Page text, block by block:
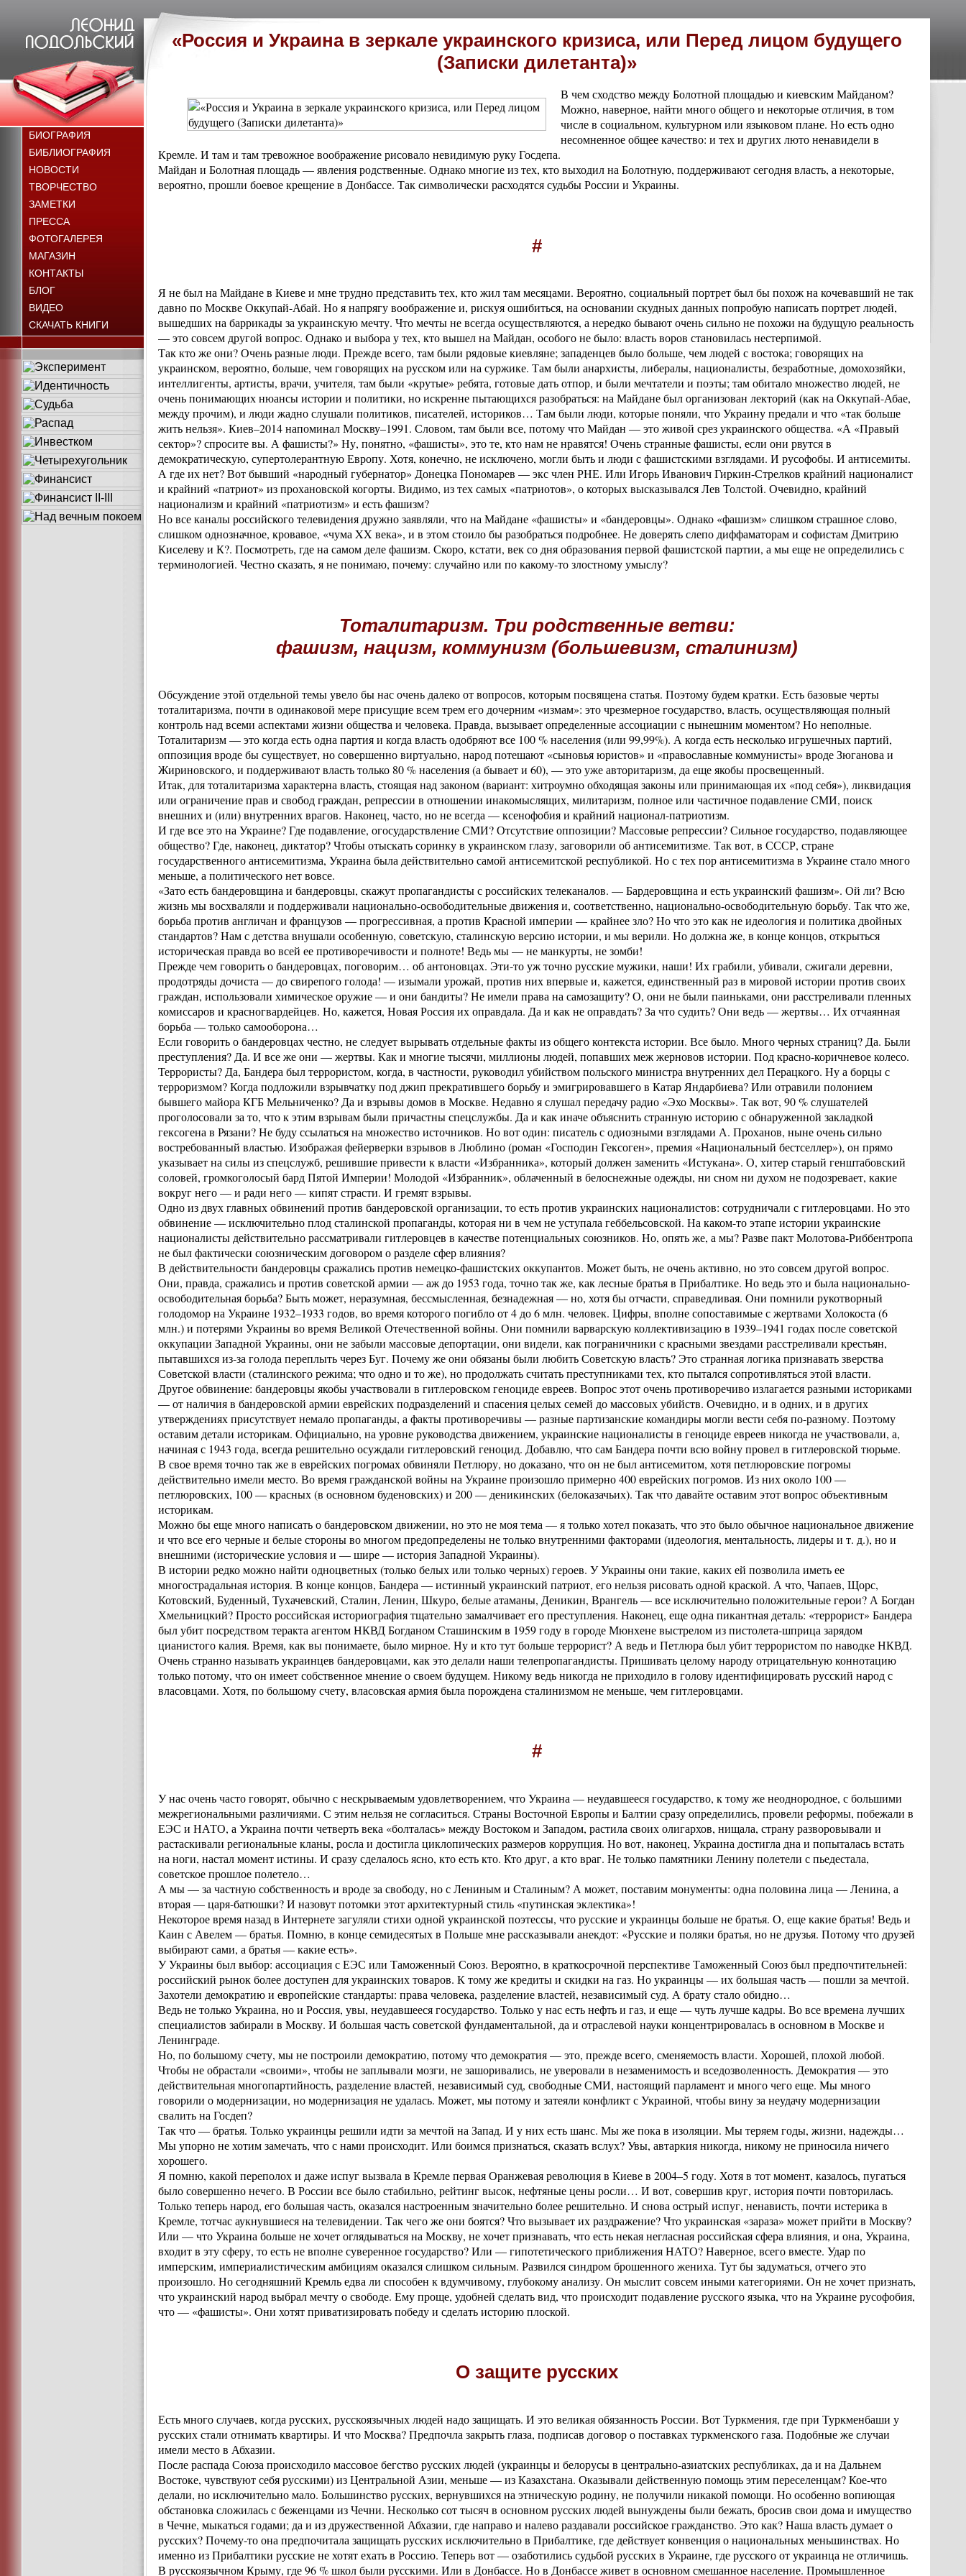
БИОГРАФИЯ
БИБЛИОГРАФИЯ
НОВОСТИ
ТВОРЧЕСТВО
ЗАМЕТКИ
ПРЕССА
ФОТОГАЛЕРЕЯ
МАГАЗИН
КОНТАКТЫ
БЛОГ
ВИДЕО
СКАЧАТЬ КНИГИ
«Россия и Украина в зеркале украинского кризиса, или Перед лицом будущего
(Записки дилетанта)»
В чем сходство между Болотной площадью и киевским Майданом?
Можно, наверное, найти много общего и некоторые отличия, в том
числе в социальном, культурном или языковом плане. Но есть одно
несомненное общее качество: и тех и других люто ненавидели в
Кремле. И там и там тревожное воображение рисовало невидимую руку Госдепа.
Майдан и Болотная площадь — явления родственные. Однако многие из тех, кто выходил на Болотную, поддерживают сегодня власть, а некоторые,
вероятно, прошли боевое крещение в Донбассе. Так символически расходятся судьбы России и Украины.
#
Я не был на Майдане в Киеве и мне трудно представить тех, кто жил там месяцами. Вероятно, социальный портрет был бы похож на кочевавший не так
давно по Москве Оккупай-Абай. Но я напрягу воображение и, рискуя ошибиться, на основании скудных данных попробую написать портрет людей,
вышедших на баррикады за украинскую мечту. Что мечты не всегда осуществляются, а нередко бывают очень сильно не похожи на будущую реальность
— это совсем другой вопрос. Однако и выбора у тех, кто вышел на Майдан, особого не было: власть воров становилась нестерпимой.
Так кто же они? Очень разные люди. Прежде всего, там были рядовые киевляне; западенцев было больше, чем людей с востока; говорящих на
украинском, вероятно, больше, чем говорящих на русском или на суржике. Там были анархисты, либералы, националисты, безработные, домохозяйки,
интеллигенты, артисты, врачи, учителя, там были «крутые» ребята, готовые дать отпор, и были мечтатели и поэты; там обитало множество людей, не
очень понимающих нюансы истории и политики, но искренне пытающихся разобраться: на Майдане был организован лекторий (как на Оккупай-Абае,
между прочим), и люди жадно слушали политиков, писателей, историков… Там были люди, которые поняли, что Украину предали и что «так больше
жить нельзя». Киев–2014 напоминал Москву–1991. Словом, там были все, потому что Майдан — это живой срез украинского общества. «А «Правый
сектор»? спросите вы. А фашисты?» Ну, понятно, «фашисты», это те, кто нам не нравятся! Очень странные фашисты, если они рвутся в
демократическую, супертолерантную Европу. Хотя, конечно, не исключено, могли быть и люди с фашистскими взглядами. И русофобы. И антисемиты.
А где их нет? Вот бывший «народный губернатор» Донецка Пономарев — экс член РНЕ. Или Игорь Иванович Гиркин-Стрелков крайний националист
и крайний «патриот» из прохановской когорты. Видимо, из тех самых «патриотов», о которых высказывался Лев Толстой. Очевидно, крайний
национализм и крайний «патриотизм» и есть фашизм?
Но все каналы российского телевидения дружно заявляли, что на Майдане «фашисты» и «бандеровцы». Однако «фашизм» слишком страшное слово,
слишком однозначное, кровавое, «чума XX века», и в этом стоило бы разобраться подробнее. Не доверять слепо диффаматорам и софистам Дмитрию
Киселеву и К?. Посмотреть, где на самом деле фашизм. Скоро, кстати, век со дня образования первой фашистской партии, а мы еще не определились с
терминологией. Честно сказать, я не понимаю, почему: случайно или по какому-то злостному умыслу?
Тоталитаризм. Три родственные ветви:
фашизм, нацизм, коммунизм (большевизм, сталинизм)
Обсуждение этой отдельной темы увело бы нас очень далеко от вопросов, которым посвящена статья. Поэтому будем кратки. Есть базовые черты
тоталитаризма, почти в одинаковой мере присущие всем трем его дочерним «измам»: это чрезмерное государство, власть, осуществляющая полный
контроль над всеми аспектами жизни общества и человека. Правда, вызывает определенные ассоциации с нынешним моментом? Но неполные.
Тоталитаризм — это когда есть одна партия и когда власть одобряют все 100 % населения (или 99,99%). А когда есть несколько игрушечных партий,
оппозиция вроде бы существует, но совершенно виртуально, народ потешают «сыновья юристов» и «православные коммунисты» вроде Зюганова и
Жириновского, и поддерживают власть только 80 % населения (а бывает и 60), — это уже авторитаризм, да еще якобы просвещенный.
Итак, для тоталитаризма характерна власть, стоящая над законом (вариант: хитроумно обходящая законы или принимающая их «под себя»), ликвидация
или ограничение прав и свобод граждан, репрессии в отношении инакомыслящих, милитаризм, полное или частичное подавление СМИ, поиск
внешних и (или) внутренних врагов. Наконец, часто, но не всегда — ксенофобия и крайний национал-патриотизм.
И где все это на Украине? Где подавление, огосударствление СМИ? Отсутствие оппозиции? Массовые репрессии? Сильное государство, подавляющее
общество? Где, наконец, диктатор? Чтобы отыскать соринку в украинском глазу, заговорили об антисемитизме. Так вот, в СССР, стране
государственного антисемитизма, Украина была действительно самой антисемитской республикой. Но с тех пор антисемитизма в Украине стало много
меньше, а политического нет вовсе.
«Зато есть бандеровщина и бандеровцы, скажут пропагандисты с российских телеканалов. — Бардеровщина и есть украинский фашизм». Ой ли? Всю
жизнь мы восхваляли и поддерживали национально-освободительные движения и, соответственно, национально-освободительную борьбу. Так что же,
борьба против англичан и французов — прогрессивная, а против Красной империи — крайнее зло? Но что это как не идеология и политика двойных
стандартов? Нам с детства внушали особенную, советскую, сталинскую версию истории, и мы верили. Но должна же, в конце концов, открыться
историческая правда во всей ее противоречивости и полноте! Ведь мы — не манкурты, не зомби!
Прежде чем говорить о бандеровцах, поговорим… об антоновцах. Эти-то уж точно русские мужики, наши! Их грабили, убивали, сжигали деревни,
продотряды дочиста — до свирепого голода! — изымали урожай, против них впервые и, кажется, единственный раз в мировой истории против своих
граждан, использовали химическое оружие — и они бандиты? Не имели права на самозащиту? О, они не были паиньками, они расстреливали пленных
комиссаров и красногвардейцев. Но, кажется, Новая Россия их оправдала. Да и как не оправдать? За что судить? Они ведь — жертвы… Их отчаянная
борьба — только самооборона…
Если говорить о бандеровцах честно, не следует вырывать отдельные факты из общего контекста истории. Все было. Много черных страниц? Да. Были
преступления? Да. И все же они — жертвы. Как и многие тысячи, миллионы людей, попавших меж жерновов истории. Под красно-коричневое колесо.
Террористы? Да, Бандера был террористом, когда, в частности, руководил убийством польского министра внутренних дел Перацкого. Ну а борцы с
терроризмом? Когда подложили взрывчатку под джип прекратившего борьбу и эмигрировавшего в Катар Яндарбиева? Или отравили полонием
бывшего майора КГБ Мельниченко? Да и взрывы домов в Москве. Недавно я слушал передачу радио «Эхо Москвы». Так вот, 90 % слушателей
проголосовали за то, что к этим взрывам были причастны спецслужбы. Да и как иначе объяснить странную историю с обнаруженной закладкой
гексогена в Рязани? Не буду ссылаться на множество источников. Но вот один: писатель с одиозными взглядами А. Проханов, ныне очень сильно
востребованный властью. Изображая фейерверки взрывов в Люблино (роман «Господин Гексоген», премия «Национальный бестселлер»), он прямо
указывает на силы из спецслужб, решившие привести к власти «Избранника», который должен заменить «Истукана». О, хитер старый генштабовский
соловей, громкоголосый бард Пятой Империи! Молодой «Избранник», облаченный в белоснежные одежды, ни сном ни духом не подозревает, какие
вокруг него — и ради него — кипят страсти. И гремят взрывы.
Одно из двух главных обвинений против бандеровской организации, то есть против украинских националистов: сотрудничали с гитлеровцами. Но это
обвинение — исключительно плод сталинской пропаганды, которая ни в чем не уступала геббельсовской. На каком-то этапе истории украинские
националисты действительно рассматривали гитлеровцев в качестве потенциальных союзников. Но, опять же, а мы? Разве пакт Молотова-Риббентропа
не был фактически союзническим договором о разделе сфер влияния?
В действительности бандеровцы сражались против немецко-фашистских оккупантов. Может быть, не очень активно, но это совсем другой вопрос.
Они, правда, сражались и против советской армии — аж до 1953 года, точно так же, как лесные братья в Прибалтике. Но ведь это и была национально-
освободительная борьба? Быть может, неразумная, бессмысленная, безнадежная — но, хотя бы отчасти, справедливая. Они помнили рукотворный
голодомор на Украине 1932–1933 годов, во время которого погибло от 4 до 6 млн. человек. Цифры, вполне сопоставимые с жертвами Холокоста (6
млн.) и потерями Украины во время Великой Отечественной войны. Они помнили варварскую коллективизацию в 1939–1941 годах после советской
оккупации Западной Украины, они не забыли массовые депортации, они видели, как пограничники с красными звездами расстреливали крестьян,
пытавшихся из-за голода переплыть через Буг. Почему же они обязаны были любить Советскую власть? Это странная логика признавать зверства
Советской власти (сталинского режима; что одно и то же), но продолжать считать преступниками тех, кто пытался сопротивляться этой власти.
Другое обвинение: бандеровцы якобы участвовали в гитлеровском геноциде евреев. Вопрос этот очень противоречиво излагается разными историками
— от наличия в бандеровской армии еврейских подразделений и спасения целых семей до массовых убийств. Очевидно, и в одних, и в других
утверждениях присутствует немало пропаганды, а факты противоречивы — разные партизанские командиры могли вести себя по-разному. Поэтому
оставим детали историкам. Официально, на уровне руководства движением, украинские националисты в геноциде евреев никогда не участвовали, а,
начиная с 1943 года, всегда решительно осуждали гитлеровский геноцид. Добавлю, что сам Бандера почти всю войну провел в гитлеровской тюрьме.
В свое время точно так же в еврейских погромах обвиняли Петлюру, но доказано, что он не был антисемитом, хотя петлюровские погромы
действительно имели место. Во время гражданской войны на Украине произошло примерно 400 еврейских погромов. Из них около 100 —
петлюровских, 100 — красных (в основном буденовских) и 200 — деникинских (белоказачьих). Так что давайте оставим этот вопрос объективным
историкам.
Можно бы еще много написать о бандеровском движении, но это не моя тема — я только хотел показать, что это было обычное национальное движение
и что все его черные и белые стороны во многом предопределены не только внутренними факторами (идеология, ментальность, лидеры и т. д.), но и
внешними (исторические условия и — шире — история Западной Украины).
В истории редко можно найти одноцветных (только белых или только черных) героев. У Украины они такие, каких ей позволила иметь ее
многострадальная история. В конце концов, Бандера — истинный украинский патриот, его нельзя рисовать одной краской. А что, Чапаев, Щорс,
Котовский, Буденный, Тухачевский, Сталин, Ленин, Шкуро, белые атаманы, Деникин, Врангель — все исключительно положительные герои? А Богдан
Хмельницкий? Просто российская историография тщательно замалчивает его преступления. Наконец, еще одна пикантная деталь: «террорист» Бандера
был убит посредством теракта агентом НКВД Богданом Сташинским в 1959 году в городе Мюнхене выстрелом из пистолета-шприца зарядом
цианистого калия. Время, как вы понимаете, было мирное. Ну и кто тут больше террорист? А ведь и Петлюра был убит террористом по наводке НКВД.
Очень странно называть украинцев бандеровцами, как это делали наши телепропагандисты. Пришивать целому народу отрицательную коннотацию
только потому, что он имеет собственное мнение о своем будущем. Никому ведь никогда не приходило в голову идентифицировать русский народ с
власовцами. Хотя, по большому счету, власовская армия была порождена сталинизмом не меньше, чем гитлеровцами.
#
У нас очень часто говорят, обычно с нескрываемым удовлетворением, что Украина — неудавшееся государство, к тому же неоднородное, с большими
межрегиональными различиями. С этим нельзя не согласиться. Страны Восточной Европы и Балтии сразу определились, провели реформы, побежали в
ЕЭС и НАТО, а Украина почти четверть века «болталась» между Востоком и Западом, растила своих олигархов, нищала, страну разворовывали и
растаскивали региональные кланы, росла и достигла циклопических размеров коррупция. Но вот, наконец, Украина достигла дна и попыталась встать
на ноги, настал момент истины. И сразу сделалось ясно, кто есть кто. Кто друг, а кто враг. Не только памятники Ленину полетели с пьедестала,
советское прошлое полетело…
А мы — за частную собственность и вроде за свободу, но с Лениным и Сталиным? А может, поставим монументы: одна половина лица — Ленина, а
вторая — царя-батюшки? И назовут потомки этот архитектурный стиль «путинская эклектика»!
Некоторое время назад в Интернете загуляли стихи одной украинской поэтессы, что русские и украинцы больше не братья. О, еще какие братья! Ведь и
Каин с Авелем — братья. Помню, в конце семидесятых в Польше мне рассказывали анекдот: «Русские и поляки братья, но не друзья. Потому что друзей
выбирают сами, а братья — какие есть».
У Украины был выбор: ассоциация с ЕЭС или Таможенный Союз. Вероятно, в краткосрочной перспективе Таможенный Союз был предпочтительней:
российский рынок более доступен для украинских товаров. К тому же кредиты и скидки на газ. Но украинцы — их большая часть — пошли за мечтой.
Захотели демократию и европейские стандарты: права человека, разделение властей, независимый суд. А брату стало обидно…
Ведь не только Украина, но и Россия, увы, неудавшееся государство. Только у нас есть нефть и газ, и еще — чуть лучше кадры. Во все времена лучших
специалистов забирали в Москву. И большая часть советской фундаментальной, да и отраслевой науки концентрировалась в основном в Москве и
Ленинграде.
Но, по большому счету, мы не построили демократию, потому что демократия — это, прежде всего, сменяемость власти. Хорошей, плохой любой.
Чтобы не обрастали «своими», чтобы не заплывали мозги, не зашоривались, не уверовали в незаменимость и вседозволенность. Демократия — это
действительная многопартийность, разделение властей, независимый суд, свободные СМИ, настоящий парламент и много чего еще. Мы много
говорили о модернизации, но модернизация не удалась. Может, мы потому и затеяли конфликт с Украиной, чтобы вину за неудачу модернизации
свалить на Госдеп?
Так что — братья. Только украинцы решили идти за мечтой на Запад. И у них есть шанс. Мы же пока в изоляции. Мы теряем годы, жизни, надежды…
Мы упорно не хотим замечать, что с нами происходит. Или боимся признаться, сказать вслух? Увы, автаркия никогда, никому не приносила ничего
хорошего.
Я помню, какой переполох и даже испуг вызвала в Кремле первая Оранжевая революция в Киеве в 2004–5 году. Хотя в тот момент, казалось, пугаться
было совершенно нечего. В России все было стабильно, рейтинг высок, нефтяные цены росли… И вот, совершив круг, история почти повторилась.
Только теперь народ, его бoльшая часть, оказался настроенным значительно более решительно. И снова острый испуг, ненависть, почти истерика в
Кремле, тотчас аукнувшиеся на телевидении. Так чего же они боятся? Что вызывает их раздражение? Что украинская «зараза» может прийти в Москву?
Или — что Украина больше не хочет оглядываться на Москву, не хочет признавать, что есть некая негласная российская сфера влияния, и она, Украина,
входит в эту сферу, то есть не вполне суверенное государство? Или — гипотетического приближения НАТО? Наверное, всего вместе. Удар по
имперским, империалистическим амбициям оказался слишком сильным. Развился синдром брошенного жениха. Тут бы задуматься, отчего это
произошло. Но сегодняшний Кремль едва ли способен к вдумчивому, глубокому анализу. Он мыслит совсем иными категориями. Он не хочет признать,
что украинский народ выбрал мечту о свободе. Ему проще, удобней сделать вид, что происходит подавление русского языка, что на Украине русофобия,
что — «фашисты». Они хотят приватизировать победу и сделать историю плоской.
О защите русских
Есть много случаев, когда русских, русскоязычных людей надо защищать. И это великая обязанность России. Вот Туркмения, где при Туркменбаши у
русских стали отнимать квартиры. И что Москва? Предпочла закрыть глаза, подписав договор о поставках туркменского газа. Подобные же случаи
имели место в Абхазии.
После распада Союза происходило массовое бегство русских людей (украинцы и белорусы в центрально-азиатских республиках, да и на Дальнем
Востоке, чувствуют себя русскими) из Центральной Азии, меньше — из Казахстана. Оказывали действенную помощь этим переселенцам? Кое-что
делали, но исключительно мало. Большинство русских, вернувшихся на этническую родину, не получили никакой помощи. Но особенно вопиющая
обстановка сложилась с беженцами из Чечни. Несколько сот тысяч в основном русских людей вынуждены были бежать, бросив свои дома и имущество
в Чечне, мыкаться годами; да и из дружественной Абхазии, где направо и налево раздавали российское гражданство. Это как? Наша власть думает о
русских? Почему-то она предпочитала защищать русских исключительно в Прибалтике, где действует конвенция о национальных меньшинствах. Но
именно из Прибалтики русские не хотят ехать в Россию. Теперь вот — озаботились судьбой русских в Украине, где русского от украинца не отличишь.
В русскоязычном Крыму, где 96 % школ были русскими. Или в Донбассе. Но в Донбассе живет в основном смешанное население. Промышленное